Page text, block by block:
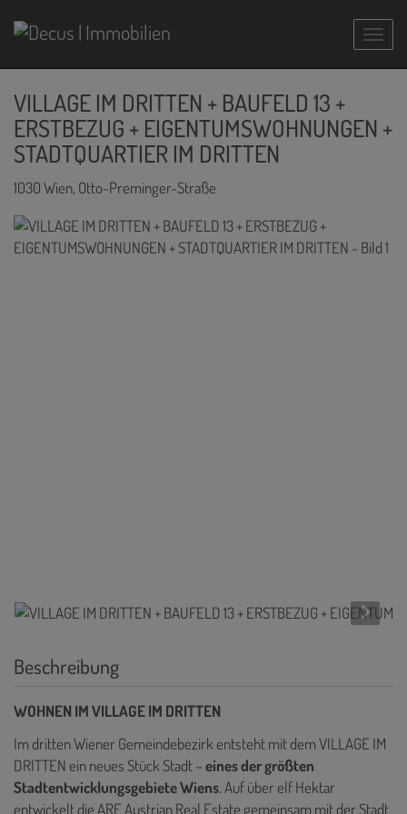
VILLAGE IM DRITTEN + BAUFELD 13 +
ERSTBEZUG + EIGENTUMSWOHNUNGEN +
STADTQUARTIER IM DRITTEN
1030 Wien, Otto-Preminger-Straße
Beschreibung
WOHNEN IM VILLAGE IM DRITTEN
Im dritten Wiener Gemeindebezirk entsteht mit dem VILLAGE IM
DRITTEN ein neues Stück Stadt –eines der größten
Stadtentwicklungsgebiete Wiens. Auf über elf Hektar
entwickelt die ARE Austrian Real Estate gemeinsam mit der Stadt